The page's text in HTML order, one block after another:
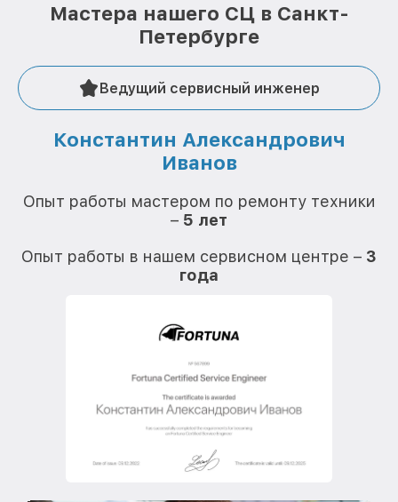
Мастера нашего СЦ в Санкт-
Петербурге
Ведущий сервисный инженер
Константин Александрович
Иванов
Опыт работы мастером по ремонту техники
– 5 лет
Опыт работы в нашем сервисном центре – 3
года